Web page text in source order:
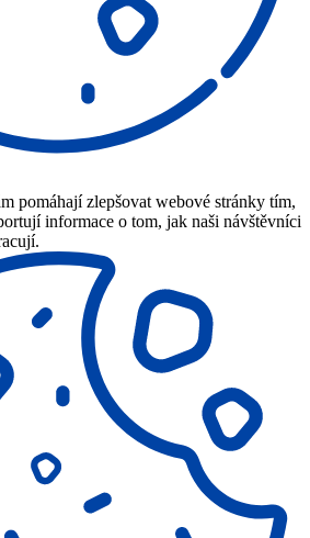
pomáhají zlepšovat webové stránky tím,
informace o tom, jak naši návštěvníci